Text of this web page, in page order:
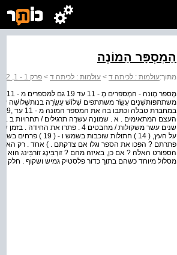
הַמִסְפָּר הַמוֹנֶה
מתוך:עולמות : לכיתה ד > עולמות : לכיתה ד > פרק 1 - 1, 2, 3… ספורט
העצם המתאימים . א . שמונֶה עשרֶה תרגילים / תחרויות ב .
הספורט האלה ? אם כן, באיזה מהם ? זוֹרְבִּינְג זוֹרבֵּינג
מסלול מיוחד כשהם בתוך כדור פלסטיק גמיש ושקוף . חלק